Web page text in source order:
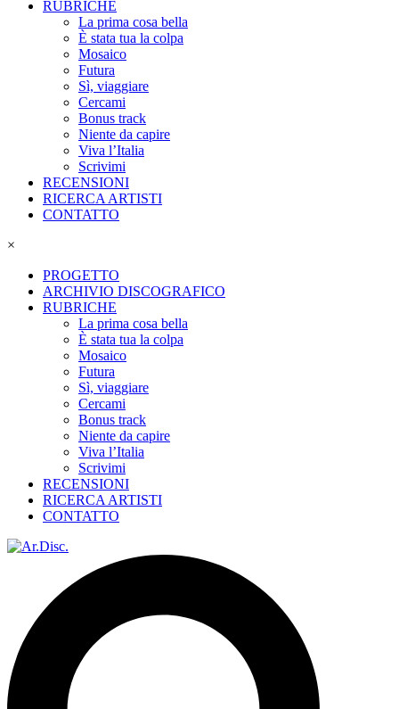
RUBRICHE
La prima cosa bella
È stata tua la colpa
Mosaico
Futura
Sì, viaggiare
Cercami
Bonus track
Niente da capire
Viva l’Italia
Scrivimi
RECENSIONI
RICERCA ARTISTI
CONTATTO
×
PROGETTO
ARCHIVIO DISCOGRAFICO
RUBRICHE
La prima cosa bella
È stata tua la colpa
Mosaico
Futura
Sì, viaggiare
Cercami
Bonus track
Niente da capire
Viva l’Italia
Scrivimi
RECENSIONI
RICERCA ARTISTI
CONTATTO